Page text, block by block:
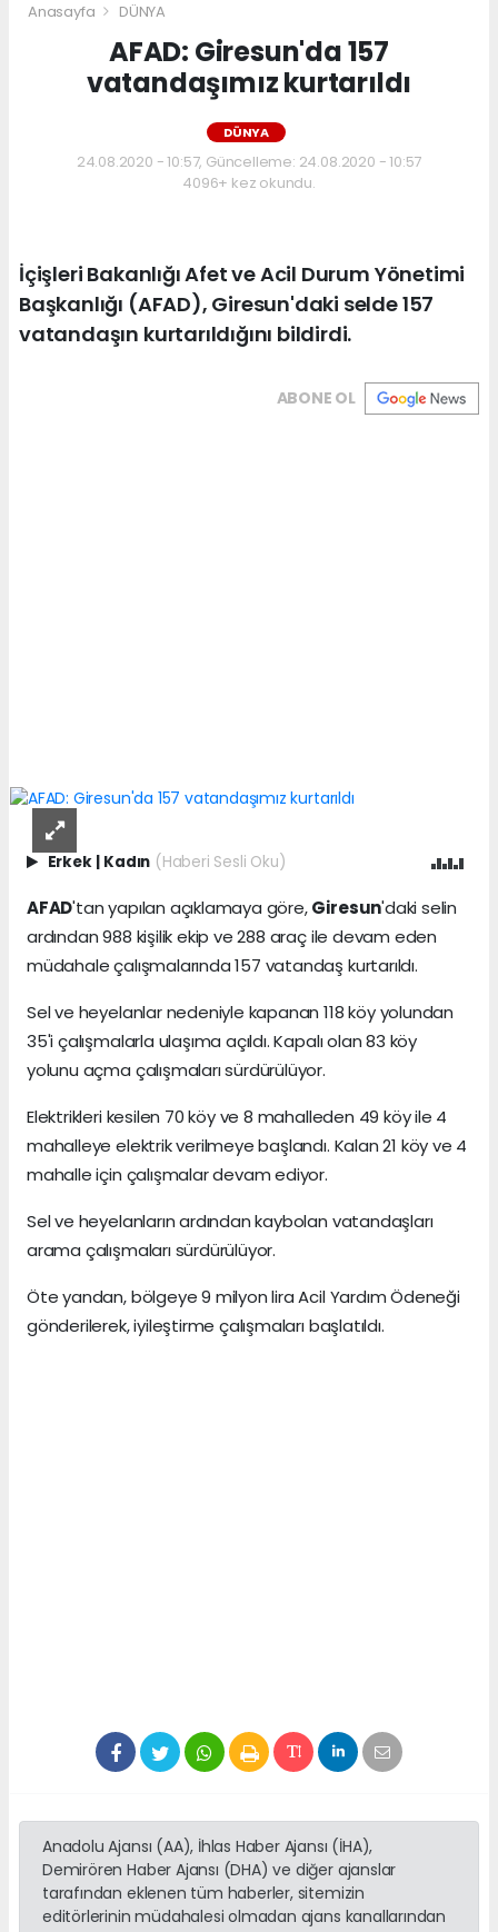
Anasayfa DÜNYA
AFAD: Giresun'da 157
vatandaşımız kurtarıldı
DÜNYA
24.08.2020 - 10:57, Güncelleme: 24.08.2020 - 10:57
4096+ kez okundu.
İçişleri Bakanlığı Afet ve Acil Durum Yönetimi
Başkanlığı (AFAD), Giresun'daki selde 157
vatandaşın kurtarıldığını bildirdi.
ABONE OL
Erkek | Kadın (Haberi Sesli Oku)
AFAD'tan yapılan açıklamaya göre,Giresun'daki selin
ardından 988 kişilik ekip ve 288 araç ile devam eden
müdahale çalışmalarında 157 vatandaş kurtarıldı.
Sel ve heyelanlar nedeniyle kapanan 118 köy yolundan
35'i çalışmalarla ulaşıma açıldı. Kapalı olan 83 köy
yolunu açma çalışmaları sürdürülüyor.
Elektrikleri kesilen 70 köy ve 8 mahalleden 49 köy ile 4
mahalleye elektrik verilmeye başlandı. Kalan 21 köy ve 4
mahalle için çalışmalar devam ediyor.
Sel ve heyelanların ardından kaybolan vatandaşları
arama çalışmaları sürdürülüyor.
Öte yandan, bölgeye 9 milyon lira Acil Yardım Ödeneği
gönderilerek, iyileştirme çalışmaları başlatıldı.
Anadolu Ajansı (AA), İhlas Haber Ajansı (İHA),
Demirören Haber Ajansı (DHA) ve diğer ajanslar
tarafından eklenen tüm haberler, sitemizin
editörlerinin müdahalesi olmadan ajans kanallarından